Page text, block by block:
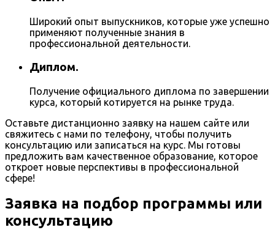
Широкий опыт выпускников, которые уже успешно
применяют полученные знания в
профессиональной деятельности.
Диплом.
Получение официального диплома по завершении
курса, который котируется на рынке труда.
Оставьте дистанционно заявку на нашем сайте или
свяжитесь с нами по телефону, чтобы получить
консультацию или записаться на курс. Мы готовы
предложить вам качественное образование, которое
откроет новые перспективы в профессиональной
сфере!
Заявка на подбор программы или
консультацию